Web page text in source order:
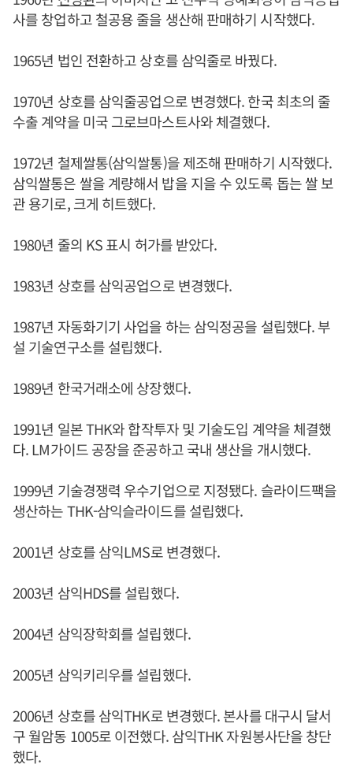
사를 창업하고 철공용 줄을 생산해 판매하기 시작했다.
1965년 법인 전환하고 상호를 삼익줄로 바꿨다.
1970년 상호를 삼익줄공업으로 변경했다. 한국 최초의 줄
수출 계약을 미국 그로브마스트사와 체결했다.
1972년 철제쌀통(삼익쌀통)을 제조해 판매하기 시작했다.
삼익쌀통은 쌀을 계량해서 밥을 지을 수 있도록 돕는 쌀 보
관 용기로, 크게 히트했다.
1980년 줄의 KS 표시 허가를 받았다.
1983년 상호를 삼익공업으로 변경했다.
1987년 자동화기기 사업을 하는 삼익정공을 설립했다. 부
설 기술연구소를 설립했다.
1989년 한국거래소에 상장했다.
1991년 일본 THK와 합작투자 및 기술도입 계약을 체결했
다. LM가이드 공장을 준공하고 국내 생산을 개시했다.
1999년 기술경쟁력 우수기업으로 지정됐다. 슬라이드팩을
생산하는 THK-삼익슬라이드를 설립했다.
2001년 상호를 삼익LMS로 변경했다.
2003년 삼익HDS를 설립했다.
2004년 삼익장학회를 설립했다.
2005년 삼익키리우를 설립했다.
2006년 상호를 삼익THK로 변경했다. 본사를 대구시 달서
구 월암동 1005로 이전했다. 삼익THK 자원봉사단을 창단
했다.